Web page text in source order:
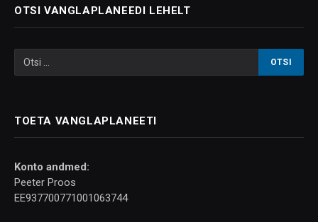
OTSI VANGLAPLANEEDI LEHELT
TOETA VANGLAPLANEETI
Konto andmed:
Peeter Proos
EE937700771001063744